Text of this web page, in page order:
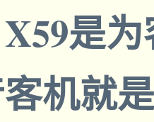
是
机就